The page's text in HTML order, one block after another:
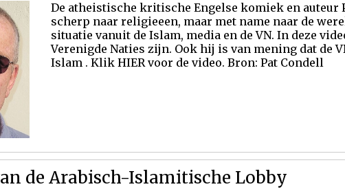
De atheistische kritische Engelse komiek en auteur
scherp naar religieeen, maar met name naar de
situatie vanuit de Islam, media en de VN. In deze
Verenigde Naties zijn. Ook hij is van mening dat de
Islam . Klik HIER voor de video. Bron: Pat Condell
de Arabisch-Islamitische Lobby